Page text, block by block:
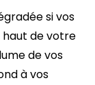
si vos
haut de votre
de vos
à vos